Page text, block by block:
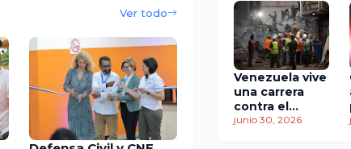
Ver todo
Venezuela vive
una carrera
contra el
tiempo: más
junio 30, 2026